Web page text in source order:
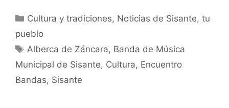
Cultura y tradiciones, Noticias de Sisante, tu
pueblo
Alberca de Záncara, Banda de Música
Municipal de Sisante, Cultura, Encuentro
Bandas, Sisante